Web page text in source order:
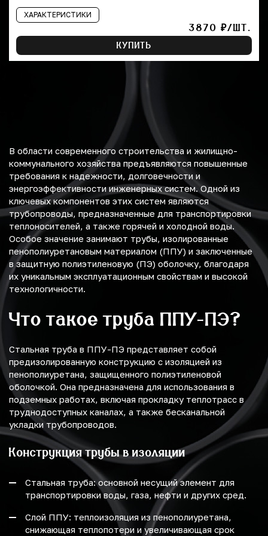
ХАРАКТЕРИСТИКИ
3870 ₽/ШТ.
КУПИТЬ
В области современного строительства и жилищно-
коммунального хозяйства предъявляются повышенные
требования к надежности, долговечности и
энергоэффективности инженерных систем. Одной из
ключевых компонентов этих систем являются
трубопроводы, предназначенные для транспортировки
теплоносителей, а также горячей и холодной воды.
Особое значение занимают трубы, изолированные
пенополиуретановым материалом (ППУ) и заключенные
в защитную полиэтиленовую (ПЭ) оболочку, благодаря
их уникальным эксплуатационным свойствам и высокой
технологичности.
Что такое труба ППУ-ПЭ?
Стальная труба в ППУ-ПЭ представляет собой
предизолированную конструкцию с изоляцией из
пенополиуретана, защищенного полиэтиленовой
оболочкой. Она предназначена для использования в
подземных работах, включая прокладку теплотрасс в
труднодоступных каналах, а также бесканальной
укладки трубопроводов.
Конструкция трубы в изоляции
Стальная труба: основной несущий элемент для
транспортировки воды, газа, нефти и других сред.
Слой ППУ: теплоизоляция из пенополиуретана,
снижающая теплопотери и увеличивающая срок